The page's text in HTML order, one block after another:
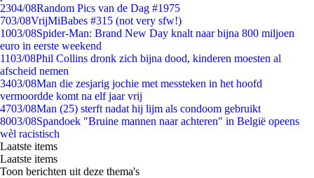
2304/08Random Pics van de Dag #1975
703/08VrijMiBabes #315 (not very sfw!)
1003/08Spider-Man: Brand New Day knalt naar bijna 800 miljoen
euro in eerste weekend
1103/08Phil Collins dronk zich bijna dood, kinderen moesten al
afscheid nemen
3403/08Man die zesjarig jochie met messteken in het hoofd
vermoordde komt na elf jaar vrij
4703/08Man (25) sterft nadat hij lijm als condoom gebruikt
8003/08Spandoek "Bruine mannen naar achteren" in België opeens
wèl racistisch
Laatste items
Laatste items
Toon berichten uit deze thema's